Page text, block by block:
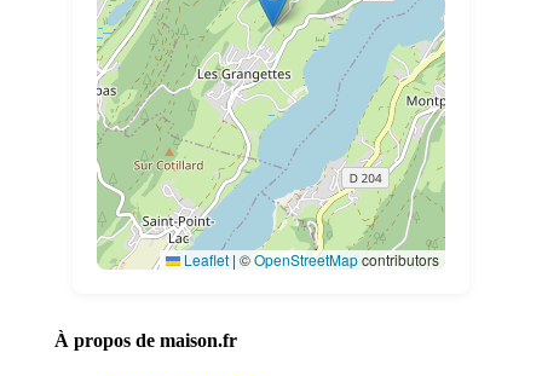
Leaflet | ©OpenStreetMapcontributors
À propos de maison.fr